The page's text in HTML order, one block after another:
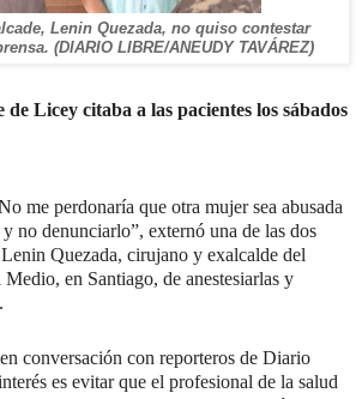
Lenin Quezada, no quiso contestar
(DIARIO LIBRE/ANEUDY TAVÁREZ)
Licey citaba a las pacientes los sábados
me perdonaría que otra mujer sea abusada
no denunciarlo”, externó una de las dos
Quezada, cirujano y exalcalde del
en Santiago, de anestesiarlas y
conversación con reporteros de Diario
es evitar que el profesional de la salud